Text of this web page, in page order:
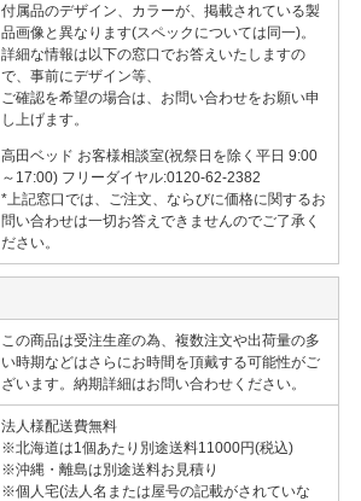
付属品のデザイン、カラーが、掲載されている製
品画像と異なります(スペックについては同一)。
詳細な情報は以下の窓口でお答えいたしますの
で、事前にデザイン等、
ご確認を希望の場合は、お問い合わせをお願い申
し上げます。
高田ベッド お客様相談室(祝祭日を除く平日 9:00
～17:00) フリーダイヤル:0120-62-2382
*上記窓口では、ご注文、ならびに価格に関するお
問い合わせは一切お答えできませんのでご了承く
ださい。
この商品は受注生産の為、複数注文や出荷量の多
い時期などはさらにお時間を頂戴する可能性がご
ざいます。納期詳細はお問い合わせください。
法人様配送費無料
※北海道は1個あたり別途送料11000円(税込)
※沖縄・離島は別途送料お見積り
※個人宅(法人名または屋号の記載がされていな